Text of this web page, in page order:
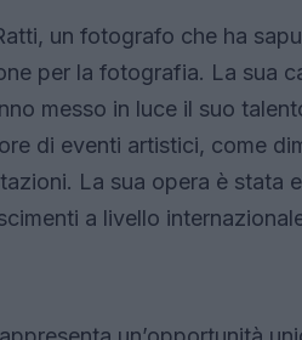
un fotografo che ha
per la fotografia. La sua
messo in luce il suo
di eventi artistici, come
La sua opera è stata
a livello